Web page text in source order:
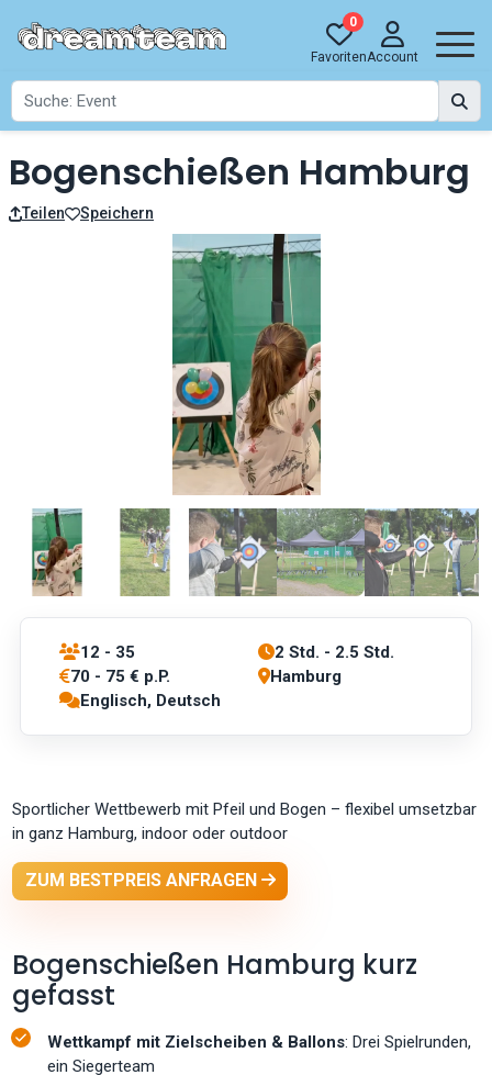
0
FavoritenAccount
Bogenschießen Hamburg
Teilen Speichern
12 - 35
2 Std. - 2.5 Std.
70 - 75 € p.P.
Hamburg
Englisch, Deutsch
Sportlicher Wettbewerb mit Pfeil und Bogen – flexibel umsetzbar
in ganz Hamburg, indoor oder outdoor
ZUM BESTPREIS ANFRAGEN
Bogenschießen Hamburg kurz
gefasst
Wettkampf mit Zielscheiben & Ballons: Drei Spielrunden,
ein Siegerteam